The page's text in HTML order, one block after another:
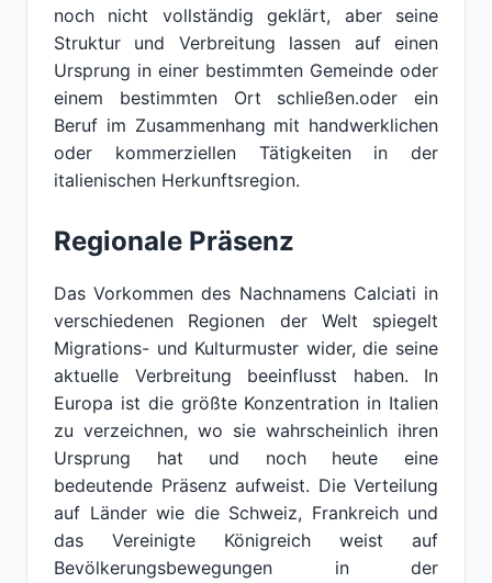
noch nicht vollständig geklärt, aber seine
Struktur und Verbreitung lassen auf einen
Ursprung in einer bestimmten Gemeinde oder
einem bestimmten Ort schließen.oder ein
Beruf im Zusammenhang mit handwerklichen
oder kommerziellen Tätigkeiten in der
italienischen Herkunftsregion.
Regionale Präsenz
Das Vorkommen des Nachnamens Calciati in
verschiedenen Regionen der Welt spiegelt
Migrations- und Kulturmuster wider, die seine
aktuelle Verbreitung beeinflusst haben. In
Europa ist die größte Konzentration in Italien
zu verzeichnen, wo sie wahrscheinlich ihren
Ursprung hat und noch heute eine
bedeutende Präsenz aufweist. Die Verteilung
auf Länder wie die Schweiz, Frankreich und
das Vereinigte Königreich weist auf
Bevölkerungsbewegungen in der